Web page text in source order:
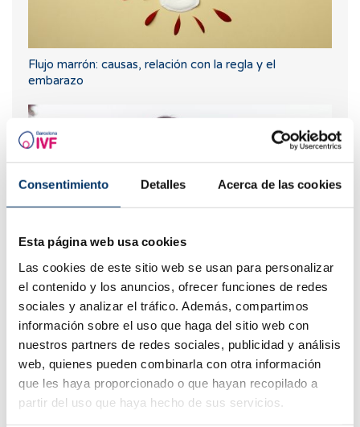
Consentimiento Detalles Acerca de las cookies
Esta página web usa cookies
Las cookies de este sitio web se usan para personalizar
el contenido y los anuncios, ofrecer funciones de redes
sociales y analizar el tráfico. Además, compartimos
información sobre el uso que haga del sitio web con
nuestros partners de redes sociales, publicidad y análisis
web, quienes pueden combinarla con otra información
que les haya proporcionado o que hayan recopilado a
partir del uso que haya hecho de sus servicios.
Flujo marrón: causas, relación con la regla y el
embarazo
Progesterona, ¿cuándo hay que utilizarla?